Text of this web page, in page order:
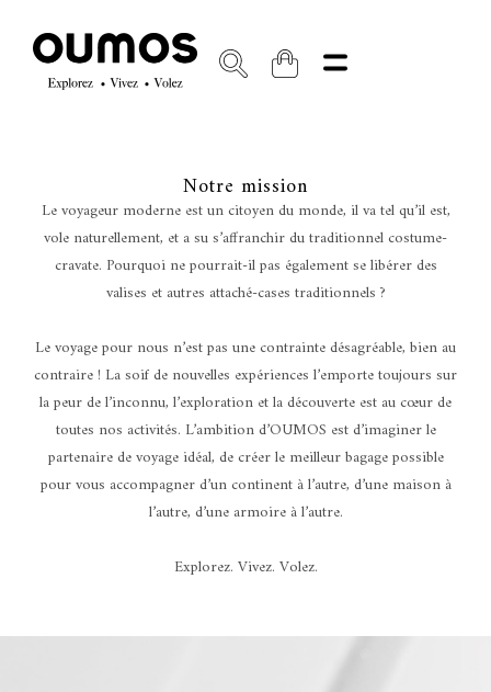
Notre mission
Le voyageur moderne est un citoyen du monde, il va tel qu’il est,
vole naturellement, et a su s’affranchir du traditionnel costume-
cravate. Pourquoi ne pourrait-il pas également se libérer des
valises et autres attaché-cases traditionnels ?
Le voyage pour nous n’est pas une contrainte désagréable, bien au
contraire ! La soif de nouvelles expériences l’emporte toujours sur
la peur de l’inconnu, l’exploration et la découverte est au cœur de
toutes nos activités. L’ambition d’OUMOS est d’imaginer le
partenaire de voyage idéal, de créer le meilleur bagage possible
pour vous accompagner d’un continent à l’autre, d’une maison à
l’autre, d’une armoire à l’autre.
Explorez. Vivez. Volez.